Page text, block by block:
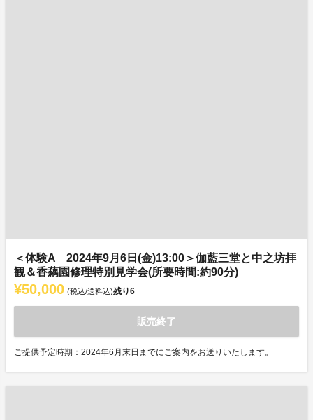
＜体験A 2024年9月6日(金)13:00＞伽藍三堂と中之坊拝
観＆香藕園修理特別見学会(所要時間:約90分)
¥50,000 (税込/送料込)残り6
販売終了
ご提供予定時期：2024年6月末日までにご案内をお送りいたします。